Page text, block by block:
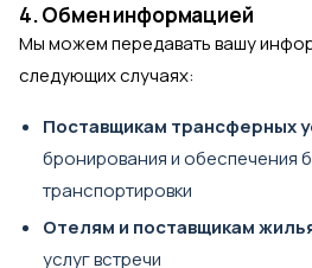
4. Обмен информацией
Мы можем передавать вашу
следующих случаях:
Поставщикам трансферных
бронирования и обеспечения
транспортировки
Отелям и поставщикам
услуг встречи